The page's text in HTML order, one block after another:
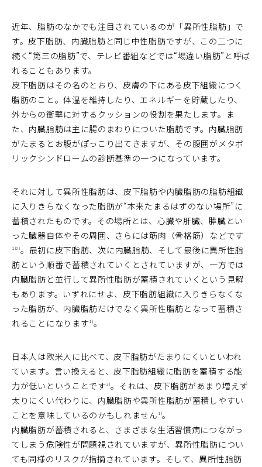
近年、脂肪のなかでも注目されているのが「異所性脂肪」で
す。皮下脂肪、内臓脂肪と同じ中性脂肪ですが、この二つに
続く“第三の脂肪”で、テレビ番組などでは“場違い脂肪”と呼ば
れることもあります。
皮下脂肪はその名のとおり、皮膚の下にある皮下組織につく
脂肪のこと。体温を維持したり、エネルギーを貯蔵したり、
外からの衝撃に対するクッションの役割を果たします。ま
た、内臓脂肪は主に腸のまわりについた脂肪です。内臓脂肪
がたまるとお腹がぽっこり出てきますが、その腹囲がメタボ
リックシンドロームの診断基準の一つになっています。
それに対して異所性脂肪は、皮下脂肪や内臓脂肪の脂肪組織
に入りきらなくなった脂肪が“本来たまるはずのない場所”に
蓄積されたものです。その場所とは、心臓や肝臓、膵臓とい
った臓器自体やその周囲、さらには筋肉（骨格筋）などです
1)2)。最初に皮下脂肪、次に内臓脂肪、そして最後に異所性脂
肪という順番で蓄積されていくとされていますが、一方では
内臓脂肪と並行して異所性脂肪が蓄積されていくという見解
もあります。いずれにせよ、皮下脂肪組織に入りきらなくな
った脂肪が、内臓脂肪だけでなく異所性脂肪となって蓄積さ
れることになります1)。
日本人は欧米人に比べて、皮下脂肪がたまりにくいといわれ
ています。言い換えると、皮下脂肪組織に脂肪を蓄積する能
力が低いということです3)。それは、皮下脂肪があまり増えず
太りにくい代わりに、内臓脂肪や異所性脂肪が蓄積しやすい
ことを意味しているのかもしれません 1)。
内臓脂肪が蓄積されると、さまざまな生活習慣病につながっ
てしまう危険性が問題視されていますが、異所性脂肪につい
ても同様のリスクが指摘されています。そして、異所性脂肪